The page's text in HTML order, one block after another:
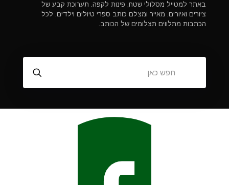
באתר למטייל מסלולי שטח, פינות לקפה. תערוכת קבע של
ציורים ואיורים. מאייר ומצלם כותב ספרי טיולים וילדים. לכל
הכתבות מתלווים תצלומים של הכותב.